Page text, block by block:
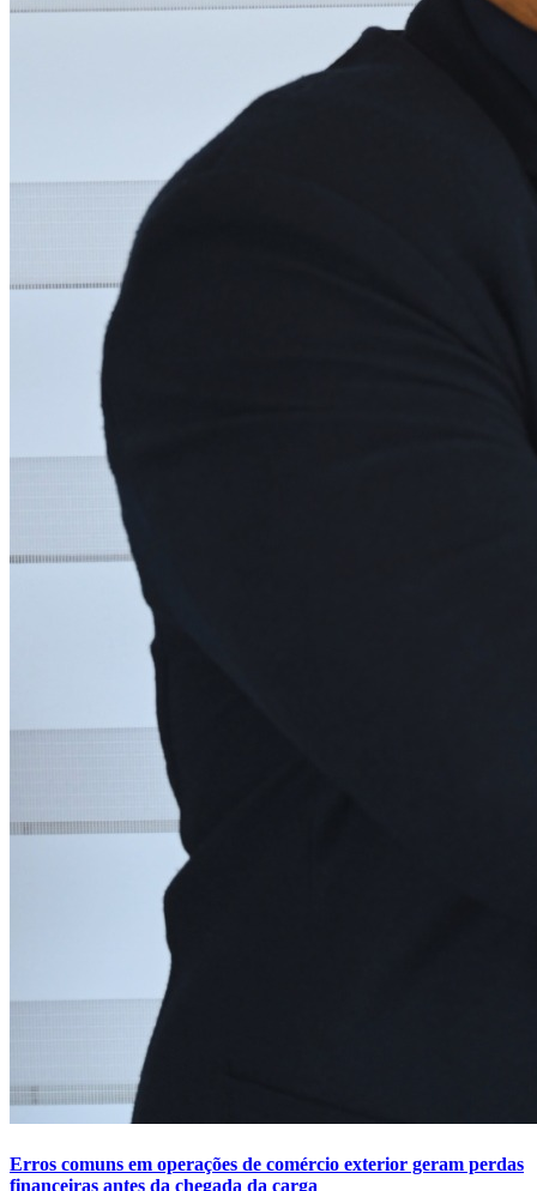
Erros comuns em operações de comércio exterior geram perdas
financeiras antes da chegada da carga